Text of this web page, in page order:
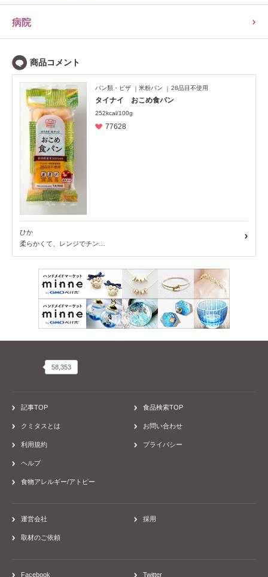
病院
パン類・ピザ 米粉パン 28品目不使用
タイナイ おこめ食パン
252kcal/100g
77628
ひか
柔らかくて、レンジでチン…
58,353
記事TOP 食品検索TOP
クミタスとは お問い合わせ
利用規約 プライバシー
ヘルプ
食物アレルギー/アトピー
運営会社 採用
取材のご依頼
Facebook Twitter